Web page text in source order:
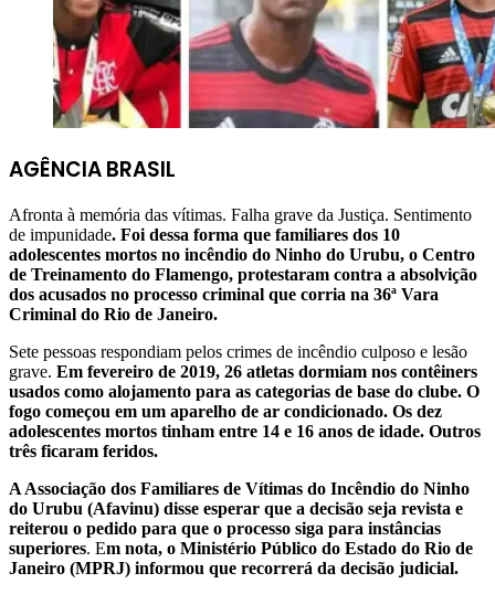
AGÊNCIA BRASIL
Afronta à memória das vítimas. Falha grave da Justiça. Sentimento
de impunidade. Foi dessa forma que familiares dos 10
adolescentes mortos no incêndio do Ninho do Urubu, o Centro
de Treinamento do Flamengo, protestaram contra a absolvição
dos acusados no processo criminal que corria na 36ª Vara
Criminal do Rio de Janeiro.
Sete pessoas respondiam pelos crimes de incêndio culposo e lesão
grave. Em fevereiro de 2019, 26 atletas dormiam nos contêiners
usados como alojamento para as categorias de base do clube. O
fogo começou em um aparelho de ar condicionado. Os dez
adolescentes mortos tinham entre 14 e 16 anos de idade. Outros
três ficaram feridos.
A Associação dos Familiares de Vítimas do Incêndio do Ninho
do Urubu (Afavinu) disse esperar que a decisão seja revista e
reiterou o pedido para que o processo siga para instâncias
superiores. Em nota, o Ministério Público do Estado do Rio de
Janeiro (MPRJ) informou que recorrerá da decisão judicial.